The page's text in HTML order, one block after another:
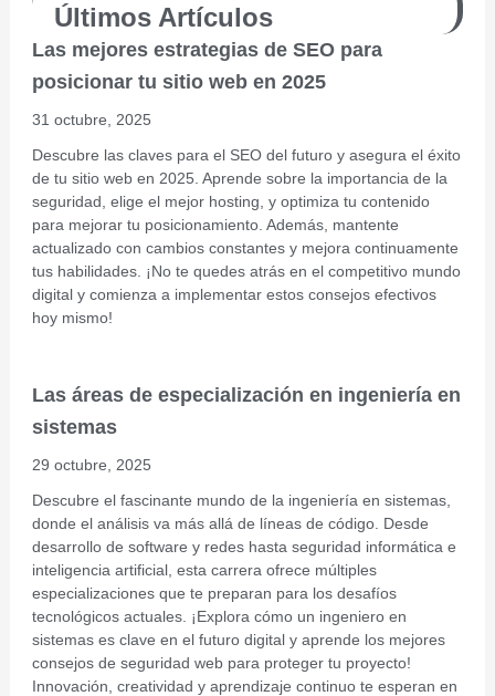
Últimos Artículos
Las mejores estrategias de SEO para
posicionar tu sitio web en 2025
31 octubre, 2025
Descubre las claves para el SEO del futuro y asegura el éxito
de tu sitio web en 2025. Aprende sobre la importancia de la
seguridad, elige el mejor hosting, y optimiza tu contenido
para mejorar tu posicionamiento. Además, mantente
actualizado con cambios constantes y mejora continuamente
tus habilidades. ¡No te quedes atrás en el competitivo mundo
digital y comienza a implementar estos consejos efectivos
hoy mismo!
Las áreas de especialización en ingeniería en
sistemas
29 octubre, 2025
Descubre el fascinante mundo de la ingeniería en sistemas,
donde el análisis va más allá de líneas de código. Desde
desarrollo de software y redes hasta seguridad informática e
inteligencia artificial, esta carrera ofrece múltiples
especializaciones que te preparan para los desafíos
tecnológicos actuales. ¡Explora cómo un ingeniero en
sistemas es clave en el futuro digital y aprende los mejores
consejos de seguridad web para proteger tu proyecto!
Innovación, creatividad y aprendizaje continuo te esperan en